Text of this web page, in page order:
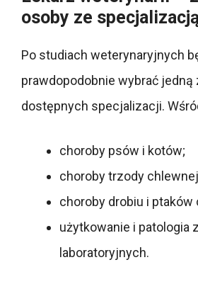
osoby ze
Po studiach weterynaryjnych
prawdopodobnie wybrać jedną
dostępnych specjalizacji.
choroby psów i kotów;
choroby trzody
choroby drobiu i ptaków
użytkowanie i patologia
laboratoryjnych.